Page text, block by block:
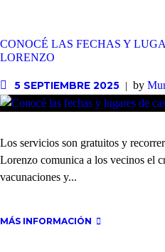
CONOCÉ LAS FECHAS Y
LORENZO
5 SEPTIEMBRE 2025 by
Los servicios son gratuitos y
Lorenzo comunica a los vecinos el
vacunaciones y...
MÁS INFORMACIÓN